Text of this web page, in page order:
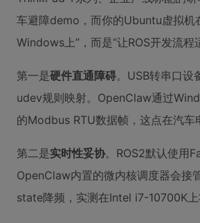
车避障demo，而你的Ubuntu虚拟机
Windows上”，而是“让ROS开发流
第一是硬件直通障碍。USB转串口设
udev规则映射。OpenClaw通过
的Modbus RTU数据帧，这点在汽车
第二是实时性妥协。ROS2默认使用
OpenClaw内置的微内核调度器会
state降频，实测在Intel i7-10700K